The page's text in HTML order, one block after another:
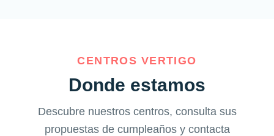
CENTROS VERTIGO
Donde estamos
Descubre nuestros centros, consulta sus
propuestas de cumpleaños y contacta